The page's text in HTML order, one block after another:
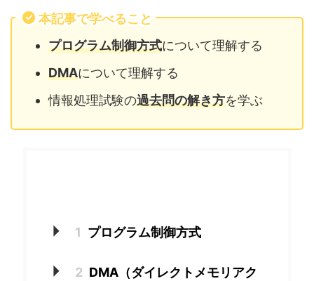
本記事で学べること
プログラム制御方式について理解する
DMAについて理解する
情報処理試験の過去問の解き方を学ぶ
1 プログラム制御方式
2 DMA（ダイレクトメモリアク